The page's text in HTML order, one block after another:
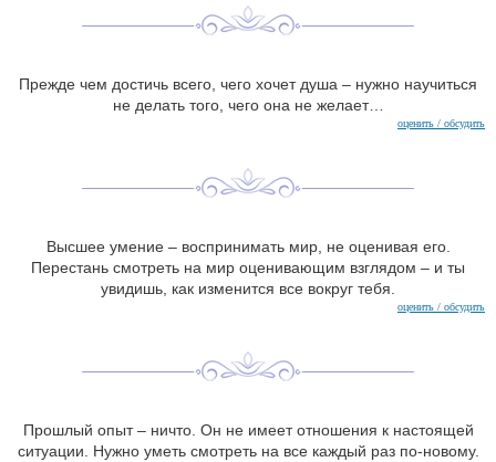
Прежде чем достичь всего, чего хочет душа – нужно научиться
не делать того, чего она не желает…
оценить / обсудить
Высшее умение – воспринимать мир, не оценивая его.
Перестань смотреть на мир оценивающим взглядом – и ты
увидишь, как изменится все вокруг тебя.
оценить / обсудить
Прошлый опыт – ничто. Он не имеет отношения к настоящей
ситуации. Нужно уметь смотреть на все каждый раз по-новому.